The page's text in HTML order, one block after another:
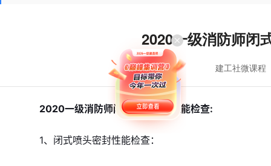
2020一级消防师闭
建工社微课程
2020一级消防师闭式喷头密封性能检查:
1、闭式喷头密封性能检查：